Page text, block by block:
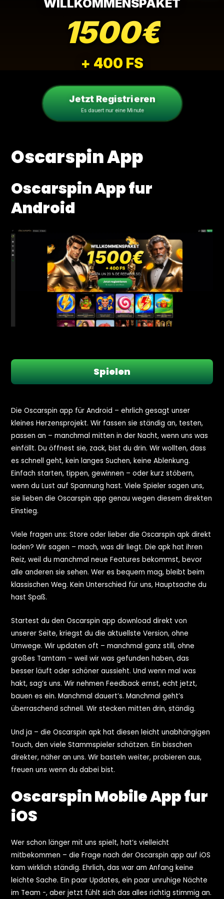
WILLKOMMENSPAKET
1500€
+ 400 FS
Jetzt Registrieren
Es dauert nur eine Minute
Oscarspin App
Oscarspin App fur
Android
Spielen
Die Oscarspin app für Android – ehrlich gesagt unser
kleines Herzensprojekt. Wir fassen sie ständig an, testen,
passen an – manchmal mitten in der Nacht, wenn uns was
einfällt. Du öffnest sie, zack, bist du drin. Wir wollten, dass
es schnell geht, kein langes Suchen, keine Ablenkung.
Einfach starten, tippen, gewinnen – oder kurz stöbern,
wenn du Lust auf Spannung hast. Viele Spieler sagen uns,
sie lieben die Oscarspin app genau wegen diesem direkten
Einstieg.
Viele fragen uns: Store oder lieber die Oscarspin apk direkt
laden? Wir sagen – mach, was dir liegt. Die apk hat ihren
Reiz, weil du manchmal neue Features bekommst, bevor
alle anderen sie sehen. Wer es bequem mag, bleibt beim
klassischen Weg. Kein Unterschied für uns, Hauptsache du
hast Spaß.
Startest du den Oscarspin app download direkt von
unserer Seite, kriegst du die aktuellste Version, ohne
Umwege. Wir updaten oft – manchmal ganz still, ohne
großes Tamtam – weil wir was gefunden haben, das
besser läuft oder schöner aussieht. Und wenn mal was
hakt, sag’s uns. Wir nehmen Feedback ernst, echt jetzt,
bauen es ein. Manchmal dauert’s. Manchmal geht’s
überraschend schnell. Wir stecken mitten drin, ständig.
Und ja – die Oscarspin apk hat diesen leicht unabhängigen
Touch, den viele Stammspieler schätzen. Ein bisschen
direkter, näher an uns. Wir basteln weiter, probieren aus,
freuen uns wenn du dabei bist.
Oscarspin Mobile App fur
iOS
Wer schon länger mit uns spielt, hat’s vielleicht
mitbekommen – die Frage nach der Oscarspin app auf iOS
kam wirklich ständig. Ehrlich, das war am Anfang keine
leichte Sache. Ein paar Updates, ein paar unruhige Nächte
im Team -, aber jetzt fühlt sich das alles richtig stimmig an.